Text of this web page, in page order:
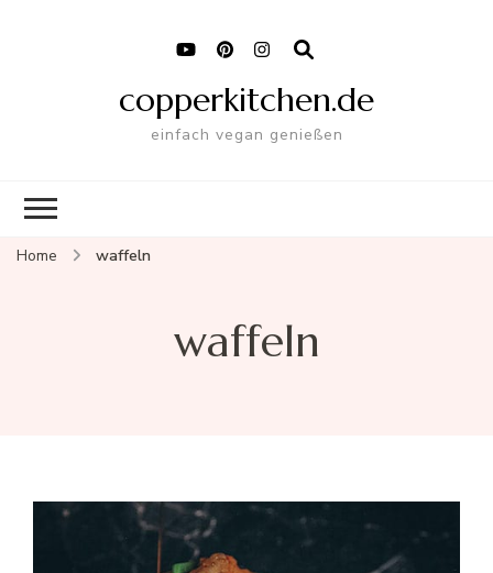
copperkitchen.de
einfach vegan genießen
Home waffeln
waffeln